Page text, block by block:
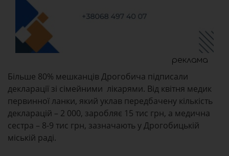
реклама
Більше 80% мешканців Дрогобича підписали
декларації зі сімейними лікарями. Від квітня медик
первинної ланки, який уклав передбачену кількість
декларацій – 2 000, заробляє 15 тис грн, а медична
сестра – 8-9 тис грн, зазначають у Дрогобицькій
міській раді.